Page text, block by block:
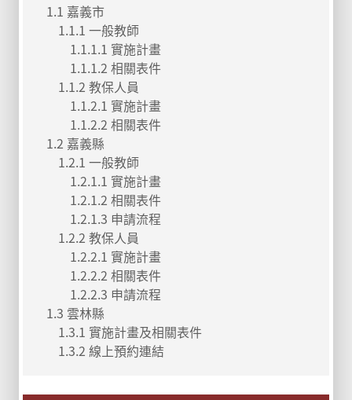
1.1 嘉義市
1.1.1 一般教師
1.1.1.1 實施計畫
1.1.1.2 相關表件
1.1.2 教保人員
1.1.2.1 實施計畫
1.1.2.2 相關表件
1.2 嘉義縣
1.2.1 一般教師
1.2.1.1 實施計畫
1.2.1.2 相關表件
1.2.1.3 申請流程
1.2.2 教保人員
1.2.2.1 實施計畫
1.2.2.2 相關表件
1.2.2.3 申請流程
1.3 雲林縣
1.3.1 實施計畫及相關表件
1.3.2 線上預約連結